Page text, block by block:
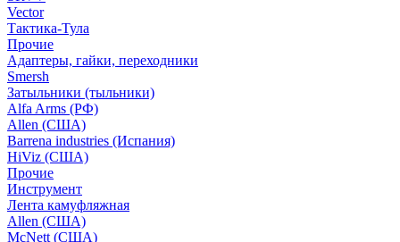
Vector
Тактика-Тула
Прочие
Адаптеры, гайки, переходники
Smersh
Затыльники (тыльники)
Alfa Arms (РФ)
Allen (США)
Barrena industries (Испания)
HiViz (США)
Прочие
Инструмент
Лента камуфляжная
Allen (США)
McNett (США)